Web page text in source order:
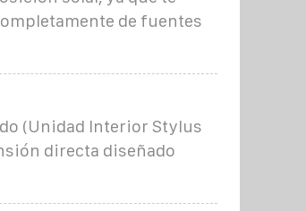
de fuentes
(Unidad Interior Stylus
directa diseñado